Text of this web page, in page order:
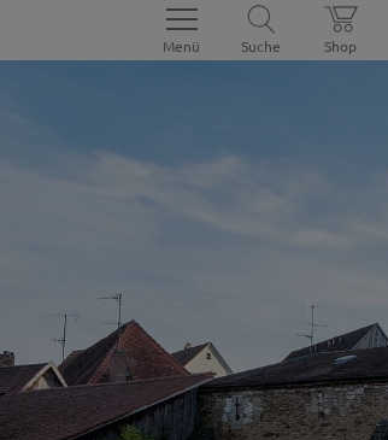
Menü Suche Shop